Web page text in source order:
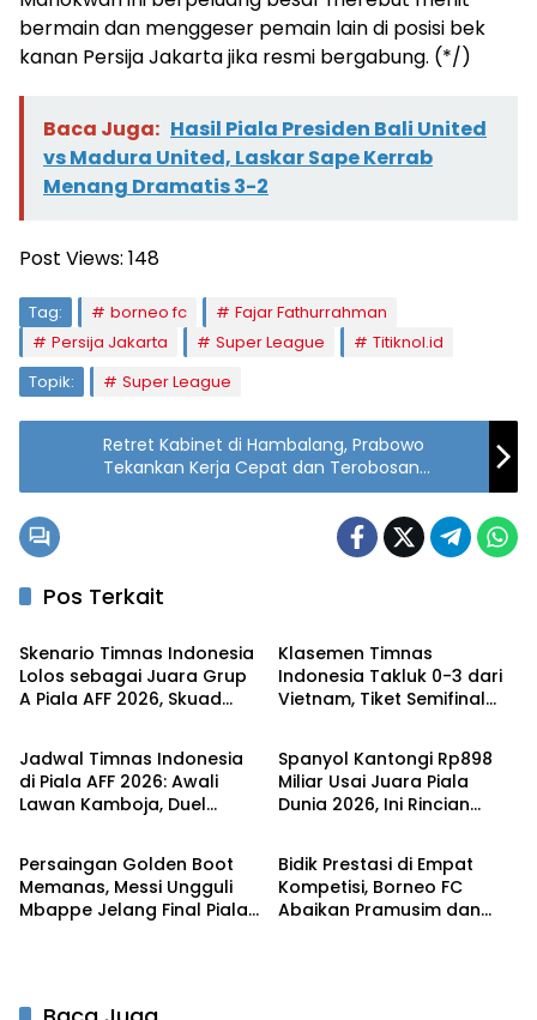
bermain dan menggeser pemain lain di posisi bek
kanan Persija Jakarta jika resmi bergabung. (*/)
Baca Juga: Hasil Piala Presiden Bali United
vs Madura United, Laskar Sape Kerrab
Menang Dramatis 3-2
Post Views: 148
Tag: borneo fc
Fajar Fathurrahman
Persija Jakarta
Super League
Titiknol.id
Topik:
Super League
Retret Kabinet di Hambalang, Prabowo
Tekankan Kerja Cepat dan Terobosan
Program Nasional
Pos Terkait
Olahraga
Skenario Timnas Indonesia
Lolos sebagai Juara Grup
A Piala AFF 2026, Skuad
Klasemen Timnas
Indonesia Takluk 0-3 dari
Vietnam, Tiket Semifinal
Olahraga
Jadwal Timnas Indonesia
di Piala AFF 2026: Awali
Lawan Kamboja, Duel
Olahraga
Spanyol Kantongi Rp898
Miliar Usai Juara Piala
Dunia 2026, Ini Rincian
Olahraga
Persaingan Golden Boot
Memanas, Messi Ungguli
Mbappe Jelang Final Piala
Olahraga
Bidik Prestasi di Empat
Kompetisi, Borneo FC
Abaikan Pramusim dan